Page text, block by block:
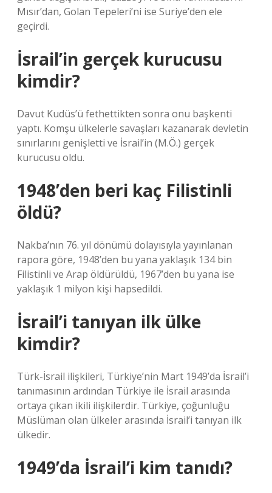
Mısır’dan, Golan Tepeleri’ni ise Suriye’den ele
geçirdi.
İsrail’in gerçek kurucusu
kimdir?
Davut Kudüs’ü fethettikten sonra onu başkenti
yaptı. Komşu ülkelerle savaşları kazanarak devletin
sınırlarını genişletti ve İsrail’in (M.Ö.) gerçek
kurucusu oldu.
1948’den beri kaç Filistinli
öldü?
Nakba’nın 76. yıl dönümü dolayısıyla yayınlanan
rapora göre, 1948’den bu yana yaklaşık 134 bin
Filistinli ve Arap öldürüldü, 1967’den bu yana ise
yaklaşık 1 milyon kişi hapsedildi.
İsrail’i tanıyan ilk ülke
kimdir?
Türk-İsrail ilişkileri, Türkiye’nin Mart 1949’da İsrail’i
tanımasının ardından Türkiye ile İsrail arasında
ortaya çıkan ikili ilişkilerdir. Türkiye, çoğunluğu
Müslüman olan ülkeler arasında İsrail’i tanıyan ilk
ülkedir.
1949’da İsrail’i kim tanıdı?